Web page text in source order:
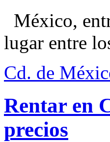
México,
lugar entre
Cd. de
Rentar en
precios